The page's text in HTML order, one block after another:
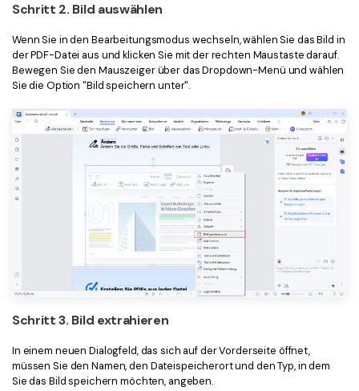
Schritt 2. Bild auswählen
Wenn Sie in den Bearbeitungsmodus wechseln, wählen Sie das Bild in
der PDF-Datei aus und klicken Sie mit der rechten Maustaste darauf.
Bewegen Sie den Mauszeiger über das Dropdown-Menü und wählen
Sie die Option "Bild speichern unter".
Schritt 3. Bild extrahieren
In einem neuen Dialogfeld, das sich auf der Vorderseite öffnet,
müssen Sie den Namen, den Dateispeicherort und den Typ, in dem
Sie das Bild speichern möchten, angeben.